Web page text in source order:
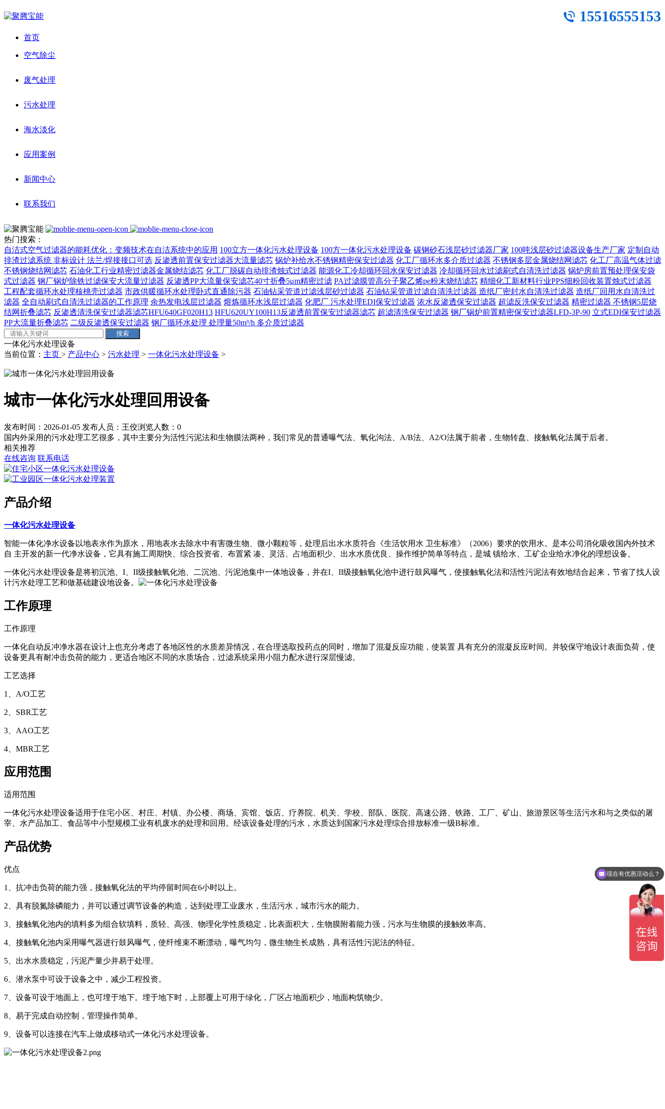
15516555153
首页
空气除尘
废气处理
污水处理
海水淡化
应用案例
新闻中心
联系我们
热门搜索：
自洁式空气过滤器的能耗优化：变频技术在自洁系统中的应用 100立方一体化污水处理设备 100方一体化污水处理设备 碳钢砂石浅层砂过滤器厂家 100吨浅层砂过滤器设备生产厂家 定制自动
排渣过滤系统 非标设计 法兰/焊接接口可选‌ 反渗透前置保安过滤器大流量滤芯 锅炉补给水不锈钢精密保安过滤器 化工厂循环水多介质过滤器 不锈钢多层金属烧结网滤芯 化工厂高温气体过滤
不锈钢烧结网滤芯 石油化工行业精密过滤器金属烧结滤芯 化工厂脱碳自动排渣烛式过滤器 能源化工冷却循环回水保安过滤器 冷却循环回水过滤刷式自清洗过滤器 锅炉房前置预处理保安袋
式过滤器 钢厂锅炉除铁过滤保安大流量过滤器 反渗透PP大流量保安滤芯40寸折叠5μm精密过滤 PA过滤膜管高分子聚乙烯pe粉末烧结滤芯 精细化工新材料行业PPS细粉回收装置烛式过滤器
工程配套循环水处理核桃壳过滤器 市政供暖循环水处理卧式直通除污器 石油钻采管道过滤浅层砂过滤器 石油钻采管道过滤自清洗过滤器 造纸厂密封水自清洗过滤器 造纸厂回用水自清洗过
滤器 全自动刷式自清洗过滤器的工作原理 余热发电浅层过滤器 熔炼循环水浅层过滤器 化肥厂 污水处理EDI保安过滤器 浓水反渗透保安过滤器 超滤反洗保安过滤器 精密过滤器 不锈钢5层烧
结网折叠滤芯 反渗透清洗保安过滤器滤芯HFU640GF020H13 HFU620UY100H13反渗透前置保安过滤器滤芯 超滤清洗保安过滤器 钢厂锅炉前置精密保安过滤器LFD-3P-90 立式EDI保安过滤器
PP大流量折叠滤芯 二级反渗透保安过滤器 钢厂循环水处理 处理量50m³/h 多介质过滤器
一体化污水处理设备
当前位置： 主页 > 产品中心 > 污水处理 > 一体化污水处理设备 >
城市一体化污水处理回用设备
发布时间：2026-01-05 发布人员：王佼浏览人数： 0
国内外采用的污水处理工艺很多，其中主要分为活性污泥法和生物膜法两种，我们常见的普通曝气法、氧化沟法、A/B法、A2/O法属于前者，生物转盘、接触氧化法属于后者。
相关推荐
在线咨询 联系电话
产品介绍
一体化污水处理设备
智能一体化净水设备以地表水作为原水，用地表水去除水中有害微生物、微小颗粒等，处理后出水水质符合《生活饮用水 卫生标准》（2006）要求的饮用水。是本公司消化吸收国内外技术
自 主开发的新一代净水设备，它具有施工周期快、综合投资省、布置紧 凑、灵活、占地面积少、出水水质优良、操作维护简单等特点，是城 镇给水、工矿企业给水净化的理想设备。
一体化污水处理设备是将初沉池、I、II级接触氧化池、二沉池、污泥池集中一体地设备，并在I、II级接触氧化池中进行鼓风曝气，使接触氧化法和活性污泥法有效地结合起来，节省了找人设
计污水处理工艺和做基础建设地设备。
工作原理
工作原理
一体化自动反冲净水器在设计上也充分考虑了各地区性的水质差异情况，在合理选取投药点的同时，增加了混凝反应功能，使装置 具有充分的混凝反应时间。并较保守地设计表面负荷，使
设备更具有耐冲击负荷的能力，更适合地区不同的水质场合，过滤系统采用小阻力配水进行深层慢滤。
工艺选择
1、A/O工艺
2、SBR工艺
3、AAO工艺
4、MBR工艺
应用范围
适用范围
一体化污水处理设备适用于住宅小区、村庄、村镇、办公楼、商场、宾馆、饭店、疗养院、机关、学校、部队、医院、高速公路、铁路、工厂、矿山、旅游景区等生活污水和与之类似的屠
宰、水产品加工、食品等中小型规模工业有机废水的处理和回用。经该设备处理的污水，水质达到国家污水处理综合排放标准一级B标准。
产品优势
优点
1、抗冲击负荷的能力强，接触氧化法的平均停留时间在6小时以上。
2、具有脱氮除磷能力，并可以通过调节设备的构造，达到处理工业废水，生活污水，城市污水的能力。
3、接触氧化池内的填料多为组合软填料，质轻、高强、物理化学性质稳定，比表面积大，生物膜附着能力强，污水与生物膜的接触效率高。
4、接触氧化池内采用曝气器进行鼓风曝气，使纤维束不断漂动，曝气均匀，微生物生长成熟，具有活性污泥法的特征。
5、出水水质稳定，污泥产量少并易于处理。
6、潜水泵中可设于设备之中，减少工程投资。
7、设备可设于地面上，也可埋于地下。埋于地下时，上部覆上可用于绿化，厂区占地面积少，地面构筑物少。
8、易于完成自动控制，管理操作简单。
9、设备可以连接在汽车上做成移动式一体化污水处理设备。
现在有优惠活动么？